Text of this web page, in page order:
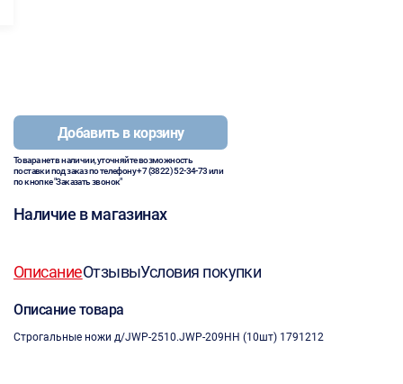
Добавить в корзину
Товара нет в наличии, уточняйте возможность
поставки под заказ по телефону+7 (3822) 52-34-73или
по кнопке "Заказать звонок"
Наличие в магазинах
ОписаниеОтзывыУсловия покупки
Описание товара
Строгальные ножи д/JWP-2510.JWP-209HH (10шт) 1791212